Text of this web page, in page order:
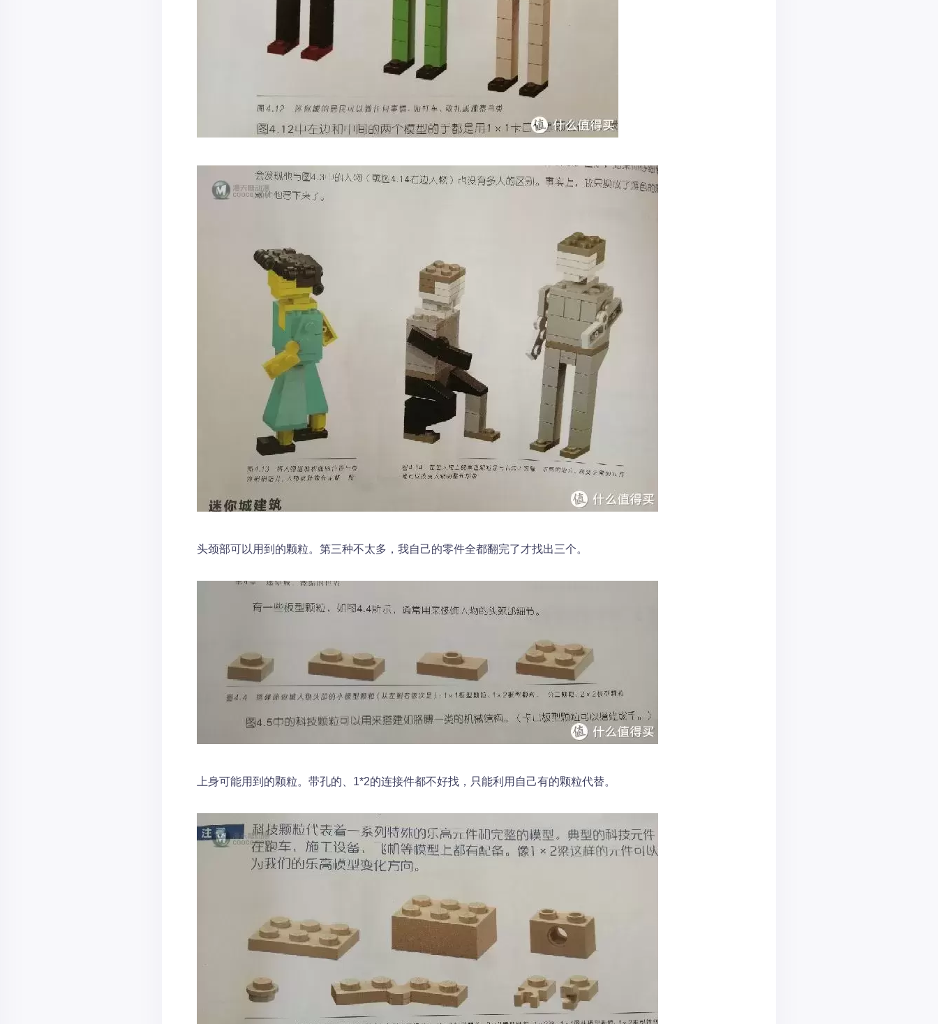
头颈部可以用到的颗粒。第三种不太多，我自己的零件全都翻完了才找出三个。
上身可能用到的颗粒。带孔的、1*2的连接件都不好找，只能利用自己有的颗粒代替。